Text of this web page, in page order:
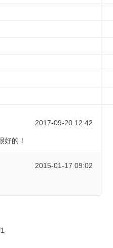
2017-09-20 12:42
好的！
2015-01-17 09:02